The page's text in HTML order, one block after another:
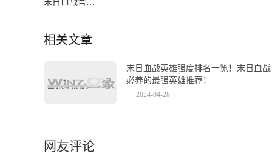
相关文章
末日血战英雄强度排名一览！末日血战
必养的最强英雄推荐！
2024-04-28
网友评论